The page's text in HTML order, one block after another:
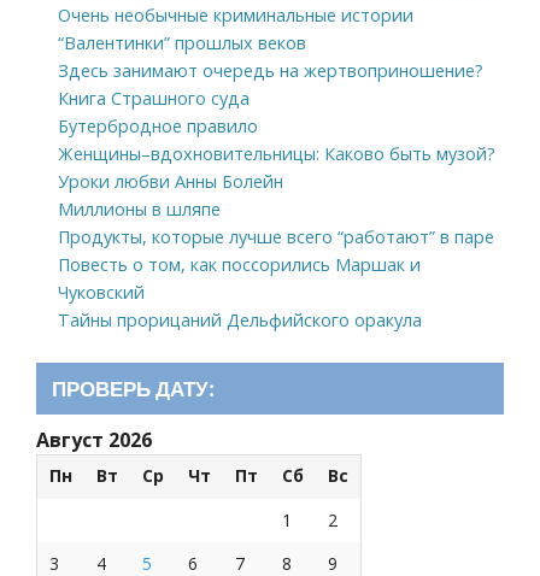
Очень необычные криминальные истории
“Валентинки” прошлых веков
Здесь занимают очередь на жертвоприношение?
Книга Страшного суда
Бутербродное правило
Женщины–вдохновительницы: Каково быть музой?
Уроки любви Анны Болейн
Миллионы в шляпе
Продукты, которые лучше всего “работают” в паре
Повесть о том, как поссорились Маршак и
Чуковский
Тайны прорицаний Дельфийского оракула
ПРОВЕРЬ ДАТУ:
Август 2026
Пн Вт Ср Чт Пт Сб
Вс
1
2
3
4 5 6 7 8
9